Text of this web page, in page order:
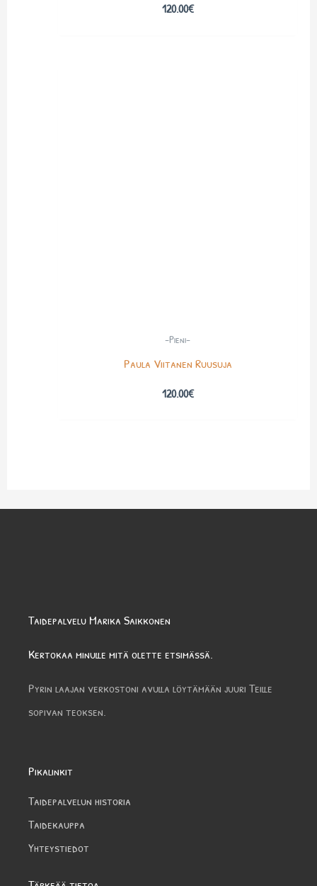
120.00€
-Pieni-
Paula Viitanen Ruusuja
120.00€
Taidepalvelu Marika Saikkonen
Kertokaa minulle mitä olette etsimässä.
Pyrin laajan verkostoni avulla löytämään juuri Teille
sopivan teoksen.
Pikalinkit
Taidepalvelun historia
Taidekauppa
Yhteystiedot